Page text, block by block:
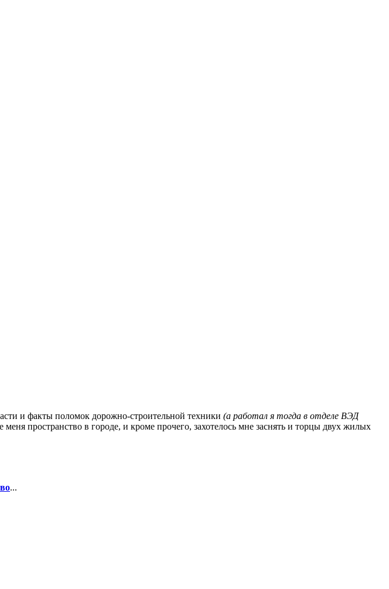
и факты поломок дорожно-строительной техники (а работал я тогда в отделе ВЭД
пространство в городе, и кроме прочего, захотелось мне заснять и торцы двух жилых
...